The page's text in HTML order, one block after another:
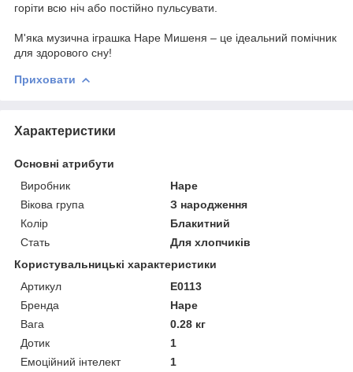
горіти всю ніч або постійно пульсувати.
М'яка музична іграшка Hape Мишеня – це ідеальний помічник
для здорового сну!
Приховати
Характеристики
Основні атрибути
Виробник
Hape
Вікова група
З народження
Колір
Блакитний
Стать
Для хлопчиків
Користувальницькі характеристики
Артикул
E0113
Бренда
Hape
Вага
0.28 кг
Дотик
1
Емоційний інтелект
1